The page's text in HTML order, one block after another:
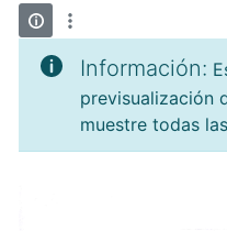
Información:
previsualización
muestre todas